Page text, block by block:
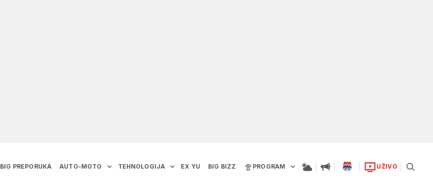
BIG PREPORUKA AUTO-MOTO TEHNOLOGIJA EX YU BIG BIZZ PROGRAM UŽIVO